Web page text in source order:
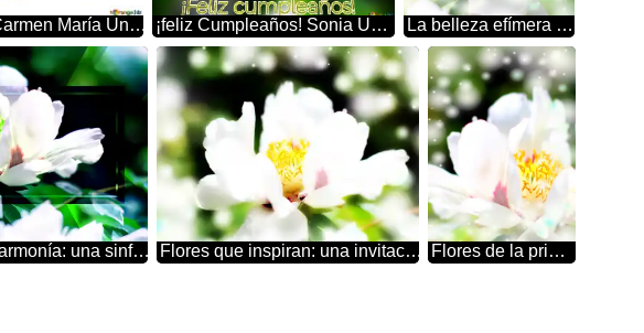
¡feliz Cumpleaños! Carmen María Un Universo De Detalles: La Perfección De Las Flores En Primer Plano ¡feliz Cumpleaños! Sonia Un Ramo De Felicidad: Regala Flores Con Este Fondo La belleza efímera de las flores capturada en una imagen
Flores en armonía: una sinfonía de colores y formas Flores que inspiran: una invitación a detenerse y admirar Flores de la primavera: una explosión de color para celebrar